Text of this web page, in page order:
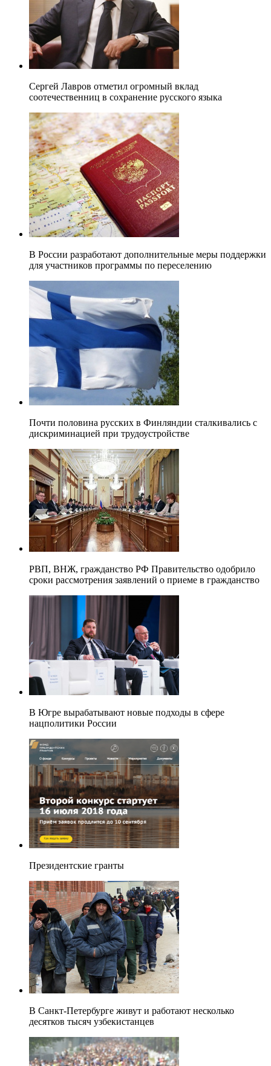
Сергей Лавров отметил огромный вклад
соотечественниц в сохранение русского языка
В России разработают дополнительные меры поддержки
для участников программы по переселению
Почти половина русских в Финляндии сталкивались с
дискриминацией при трудоустройстве
РВП, ВНЖ, гражданство РФ Правительство одобрило
сроки рассмотрения заявлений о приеме в гражданство
В Югре вырабатывают новые подходы в сфере
нацполитики России
Президентские гранты
В Санкт-Петербурге живут и работают несколько
десятков тысяч узбекистанцев